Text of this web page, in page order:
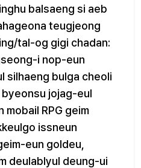
balsaeng si aeb
teugjeong
tal-og gigi chadan:
i nop-eun
silhaeng bulga cheoli
jojag-eul
RPG geim
issneun
eun goldeu,
deulablyul deung-ui